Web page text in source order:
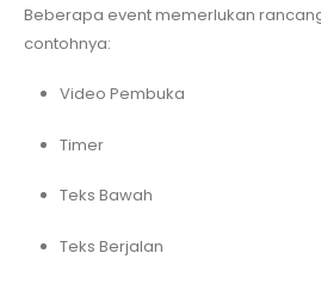
Beberapa event memerlukan
contohnya:
Video Pembuka
Timer
Teks Bawah
Teks Berjalan